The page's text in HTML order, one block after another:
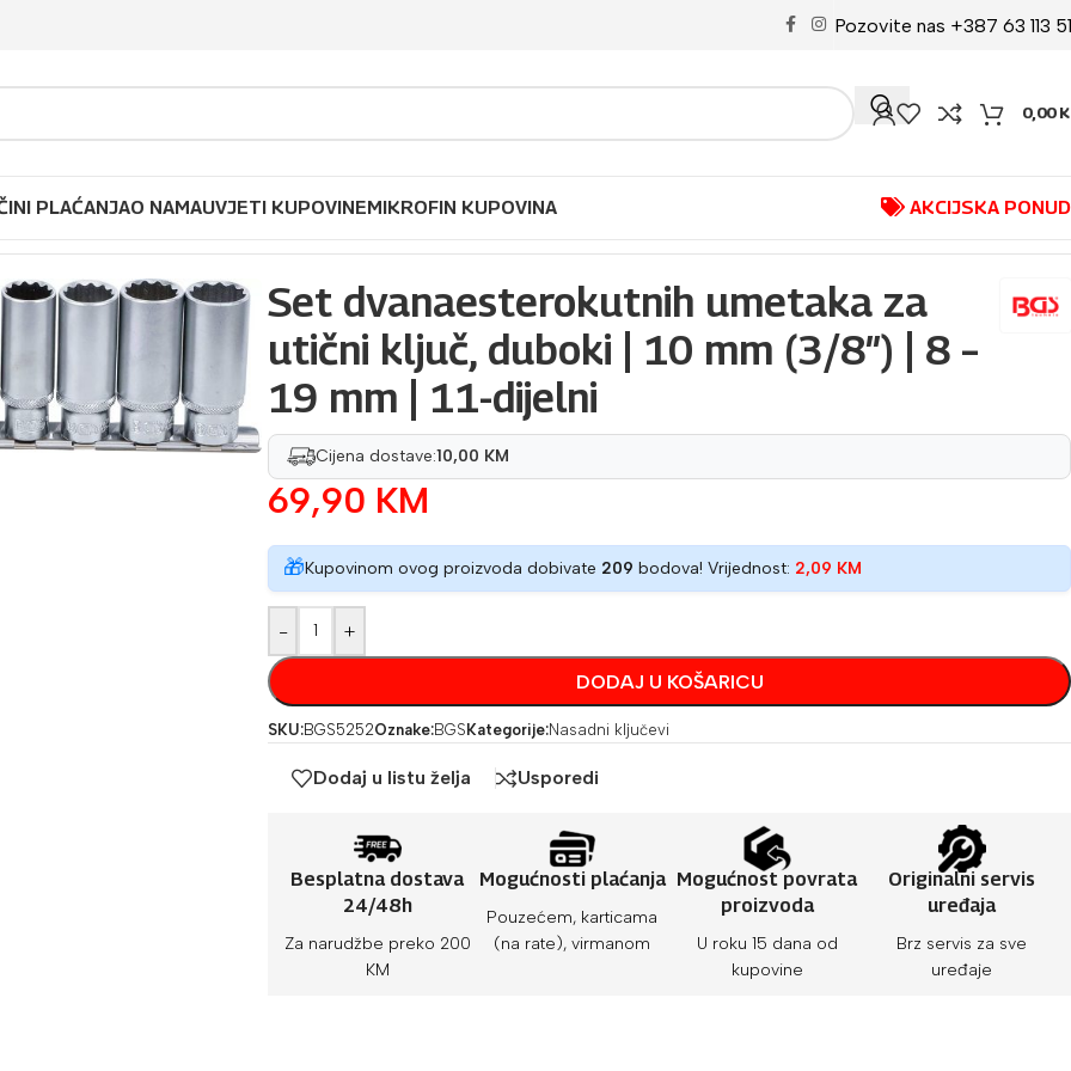
Pozovite nas +387 63 113
0,00
PLAĆANJAO NAMAUVJETI KUPOVINEMIKROFIN KUPOVINA AKCIJSKA
Set dvanaesterokutnih umetaka za
utični ključ, duboki | 10 mm (3/8″) | 8 –
19 mm | 11-dijelni
Cijena dostave:10,00 KM
69,90 KM
🎁Kupovinom ovog proizvoda dobivate 209 bodova! Vrijednost: 2,09 KM
- +
DODAJ U KOŠARICU
SKU:BGS5252Oznake:BGS Kategorije:Nasadni ključevi
Dodaj u listu želja Usporedi
Besplatna dostava
24/48h
Za narudžbe preko 200
KM
Mogućnosti plaćanja
Pouzećem, karticama
(na rate), virmanom
Mogućnost povrata
proizvoda
U roku 15 dana od
kupovine
Originalni servis
uređaja
Brz servis za sve
uređaje